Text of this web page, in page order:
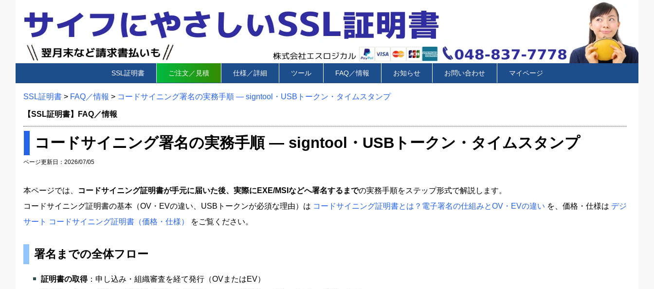
SSL証明書 ご注文／見積 仕様／詳細 ツール FAQ／情報 お知らせ お問い合わせ マイページ
SSL証明書 > FAQ／情報 > コードサイニング署名の実務手順 — signtool・USBトークン・タイムスタンプ
【SSL証明書】FAQ／情報
コードサイニング署名の実務手順 — signtool・USBトークン・タイムスタンプ
ページ更新日：2026/07/05
本ページでは、 コードサイニング証明書が手元に届いた後、実際にEXE/MSIなどへ署名するまでの実務手順をステップ形式で解説します。
コードサイニング証明書の基本（OV・EVの違い、USBトークンが必須な理由）は コードサイニング証明書とは？電子署名の仕組みとOV・EVの違い を、価格・仕様は デジ
サート コードサイニング証明書（価格・仕様）
をご覧ください。
署名までの全体フロー
証明書の取得：申し込み・組織審査を経て発行（OVまたはEV）